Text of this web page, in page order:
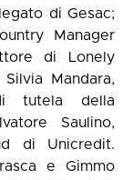
di Gesac;
Manager
di Lonely
Mandara,
tutela della
Saulino,
di Unicredit.
e Gimmo